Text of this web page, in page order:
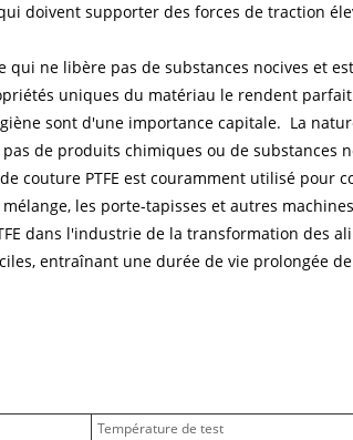
doivent supporter des forces de traction
ne libère pas de substances nocives et
uniques du matériau le rendent
sont d'une importance capitale. La
de produits chimiques ou de substances
couture PTFE est couramment utilisé pour
les porte-tapisses et autres
dans l'industrie de la transformation des
entraînant une durée de vie prolongée
Température de test